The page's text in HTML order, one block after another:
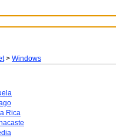
> Windows
Rica